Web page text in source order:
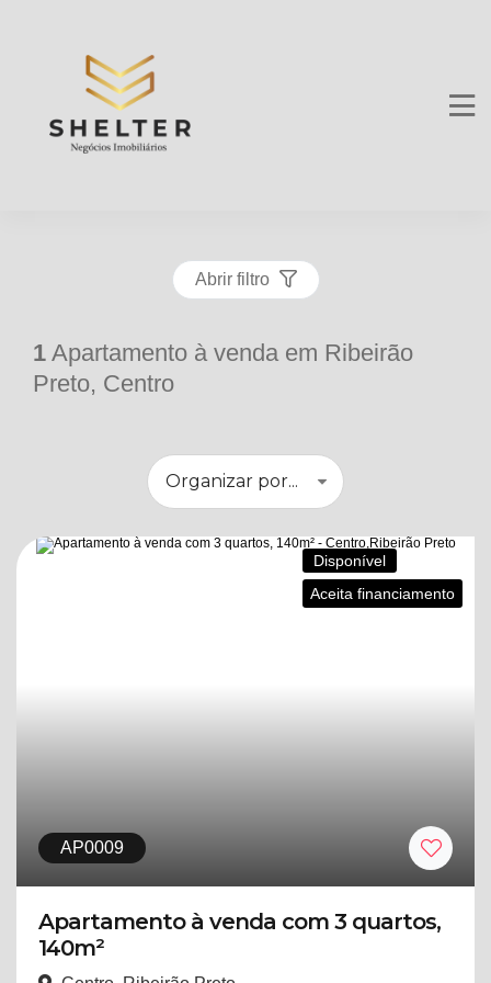
Abrir filtro
1 Apartamento à venda em Ribeirão
Preto, Centro
Disponível
Aceita financiamento
AP0009
Apartamento à venda com 3 quartos,
140m²